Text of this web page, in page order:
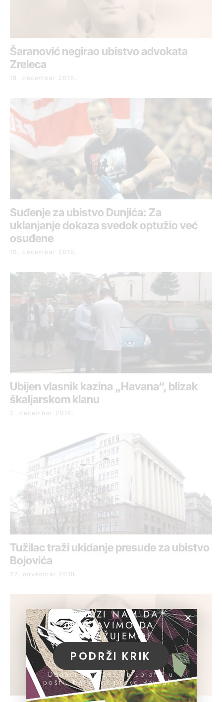
Šaranović negirao ubistvo advokata
Zreleca
18. decembar 2018.
Suđenje za ubistvo Dunjića: Za
uklanjanje dokaza svedok optužio već
osuđene
10. decembar 2018.
Ubijen vlasnik kazina „Havana“, blizak
škaljarskom klanu
2. decembar 2018.
Tužilac traži ukidanje presude za ubistvo
Bojovića
27. novembar 2018.
POMOZI NAM DA
NASTAVIMO DA
ISTRAŽUJEMO!
PODRŽI KRIK
Donacije možeš da uplatiš u
pošti, banci ili preko PayPal-a